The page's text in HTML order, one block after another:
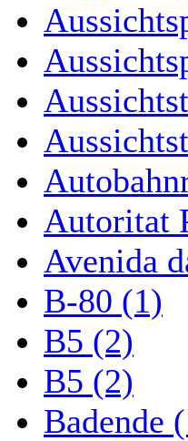
Autoritat
Avenida
B-80 (1)
B5 (2)
B5 (2)
Badende